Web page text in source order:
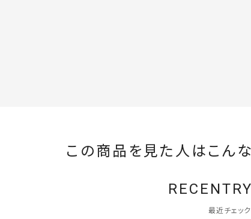
この商品を見た人はこん
最近チェッ